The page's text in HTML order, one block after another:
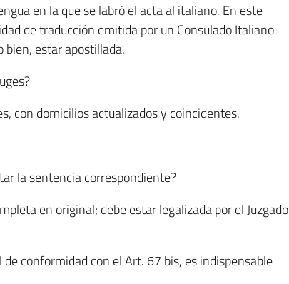
en la que se labró el acta al italiano. En este
de traducción emitida por un Consulado Italiano
bien, estar apostillada.
con domicilios actualizados y coincidentes.
la sentencia correspondiente?
en original; debe estar legalizada por el Juzgado
conformidad con el Art. 67 bis, es indispensable